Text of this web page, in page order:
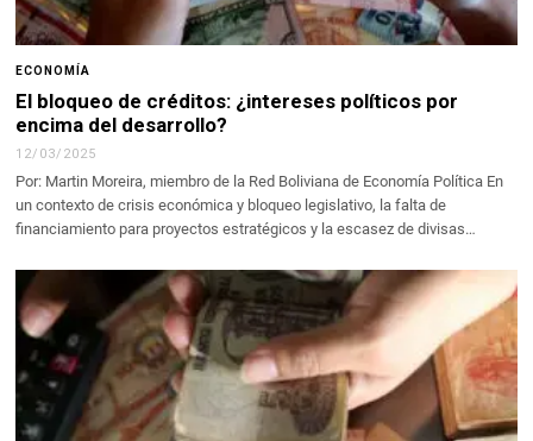
ECONOMÍA
El bloqueo de créditos: ¿intereses políticos por
encima del desarrollo?
12/03/2025
Por: Martin Moreira, miembro de la Red Boliviana de Economía Política En
un contexto de crisis económica y bloqueo legislativo, la falta de
financiamiento para proyectos estratégicos y la escasez de divisas…